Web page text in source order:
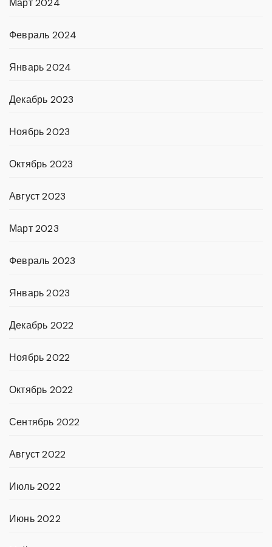
Март 2024
Февраль 2024
Январь 2024
Декабрь 2023
Ноябрь 2023
Октябрь 2023
Август 2023
Март 2023
Февраль 2023
Январь 2023
Декабрь 2022
Ноябрь 2022
Октябрь 2022
Сентябрь 2022
Август 2022
Июль 2022
Июнь 2022